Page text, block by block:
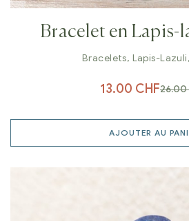
Bracelet en Lapis-
Bracelets, Lapis-Lazuli
26.00
13.00 CHF
AJOUTER AU